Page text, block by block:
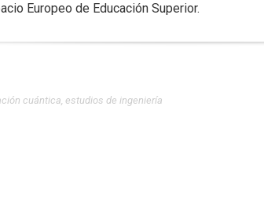
Europeo de Educación Superior.
cuántica, estudios de ingeniería